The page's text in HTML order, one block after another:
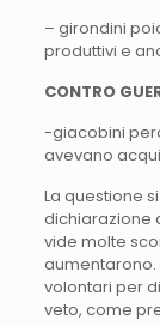
– girondini
produttivi e
CONTRO
-giacobini
avevano
La questione
dichiarazione
vide molte
aumentarono.
volontari per
veto, come